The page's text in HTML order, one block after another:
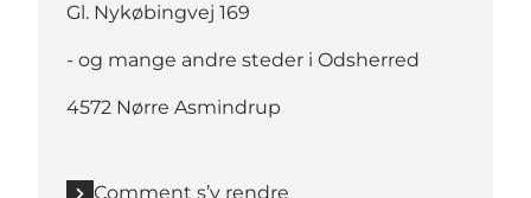
Gl. Nykøbingvej 169
- og mange andre steder i Odsherred
4572 Nørre Asmindrup
Comment s’y rendre